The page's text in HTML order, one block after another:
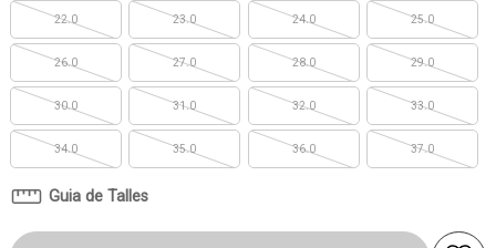
22.0 23.0 24.0 25.0
26.0 27.0 28.0 29.0
30.0 31.0 32.0 33.0
34.0 35.0 36.0 37.0
Guia de Talles